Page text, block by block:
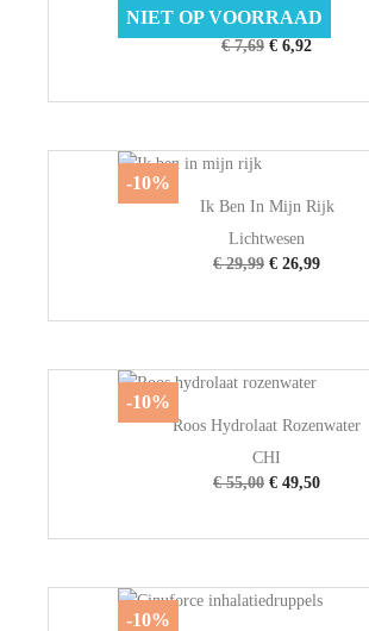
Andrelon
€ 7,69 € 6,92
NIET OP VOORRAAD
Ik Ben In Mijn Rijk
Lichtwesen
€ 29,99 € 26,99
-10%
Roos Hydrolaat Rozenwater
CHI
€ 55,00 € 49,50
-10%
-10%